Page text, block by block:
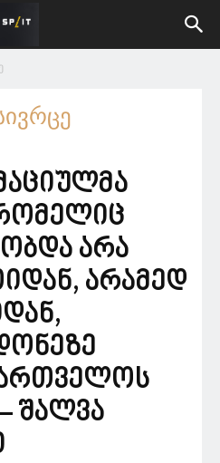
არა
არამედ
შალვა